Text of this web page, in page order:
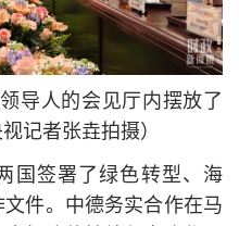
导人的会见厅内摆放了
记者张垚拍摄）
国签署了绿色转型、海
件。中德务实合作在马